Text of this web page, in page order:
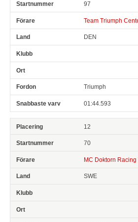
97
Team Triumph
DEN
Triumph
01:44.593
12
70
MC Doktorn Racing
SWE